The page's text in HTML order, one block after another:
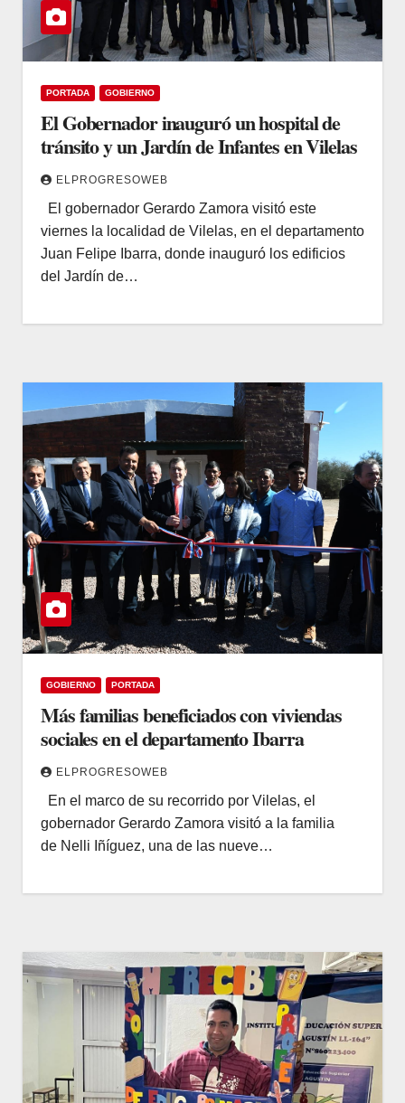
PORTADA GOBIERNO
El Gobernador inauguró un hospital de
tránsito y un Jardín de Infantes en Vilelas
ELPROGRESOWEB
El gobernador Gerardo Zamora visitó este
viernes la localidad de Vilelas, en el departamento
Juan Felipe Ibarra, donde inauguró los edificios
del Jardín de…
GOBIERNO PORTADA
Más familias beneficiados con viviendas
sociales en el departamento Ibarra
ELPROGRESOWEB
En el marco de su recorrido por Vilelas, el
gobernador Gerardo Zamora visitó a la familia
de Nelli Iñíguez, una de las nueve…